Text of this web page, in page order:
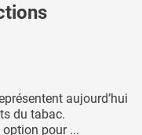
aujourd’hui
du tabac.
pour ...